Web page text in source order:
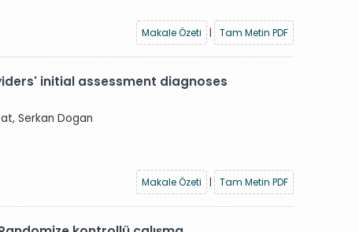
Makale Özeti
| Tam Metin PDF
initial assessment diagnoses
Serkan Dogan
Makale Özeti
| Tam Metin PDF